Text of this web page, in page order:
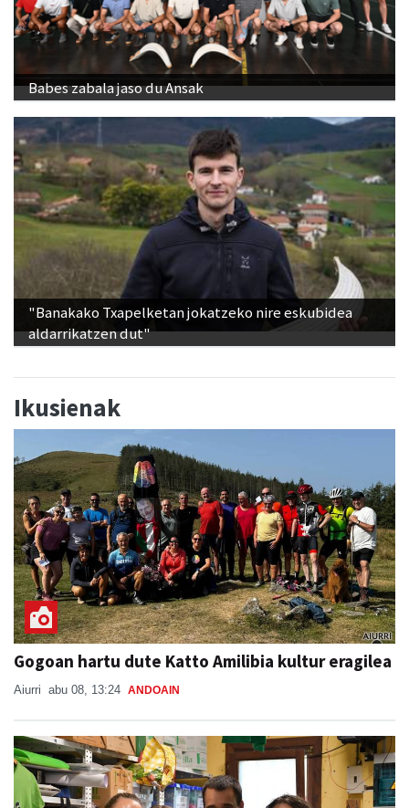
Babes zabala jaso du Ansak
"Banakako Txapelketan jokatzeko nire eskubidea
aldarrikatzen dut"
Ikusienak
Gogoan hartu dute Katto Amilibia kultur eragilea
Aiurri abu 08, 13:24 ANDOAIN